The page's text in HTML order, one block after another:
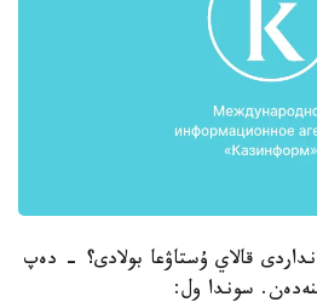
قالاي ۇستاۋعا بولادى؟ - دەپ
سوندا ول: